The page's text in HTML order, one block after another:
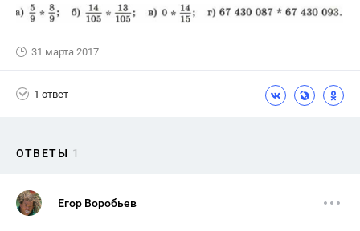
31 марта 2017
1 ответ
ОТВЕТЫ 1
Егор Воробьев